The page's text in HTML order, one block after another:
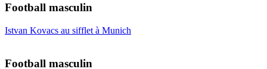
Football masculin
Istvan Kovacs au sifflet à Munich
Football masculin